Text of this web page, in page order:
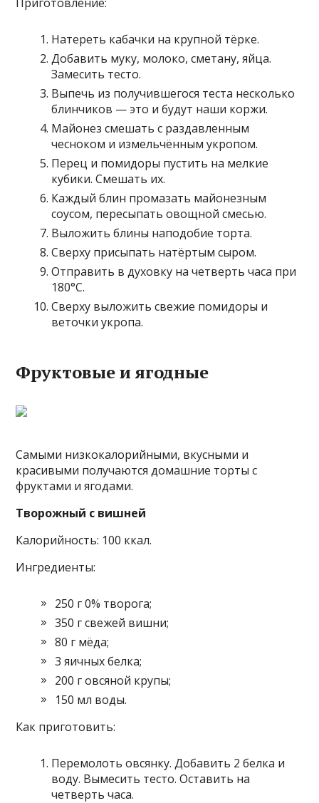
Натереть кабачки на крупной тёрке.
Добавить муку, молоко, сметану, яйца.
Замесить тесто.
Выпечь из получившегося теста несколько
блинчиков — это и будут наши коржи.
Майонез смешать с раздавленным
чесноком и измельчённым укропом.
Перец и помидоры пустить на мелкие
кубики. Смешать их.
Каждый блин промазать майонезным
соусом, пересыпать овощной смесью.
Выложить блины наподобие торта.
Сверху присыпать натёртым сыром.
Отправить в духовку на четверть часа при
180°С.
Сверху выложить свежие помидоры и
веточки укропа.
Фруктовые и ягодные
Самыми низкокалорийными, вкусными и
красивыми получаются домашние торты с
фруктами и ягодами.
Творожный с вишней
Калорийность: 100 ккал.
Ингредиенты:
250 г 0% творога;
350 г свежей вишни;
80 г мёда;
3 яичных белка;
200 г овсяной крупы;
150 мл воды.
Как приготовить:
Перемолоть овсянку. Добавить 2 белка и
воду. Вымесить тесто. Оставить на
четверть часа.